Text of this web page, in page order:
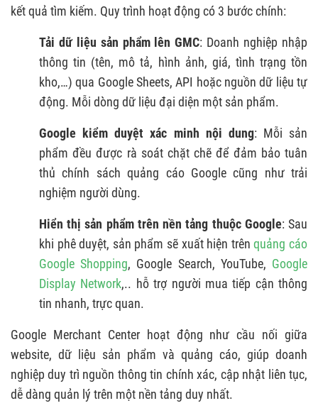
kết quả tìm kiếm. Quy trình hoạt động có 3 bước chính:
Tải dữ liệu sản phẩm lên GMC: Doanh nghiệp nhập
thông tin (tên, mô tả, hình ảnh, giá, tình trạng tồn
kho,…) qua Google Sheets, API hoặc nguồn dữ liệu tự
động. Mỗi dòng dữ liệu đại diện một sản phẩm.
Google kiểm duyệt xác minh nội dung: Mỗi sản
phẩm đều được rà soát chặt chẽ để đảm bảo tuân
thủ chính sách quảng cáo Google cũng như trải
nghiệm người dùng.
Hiển thị sản phẩm trên nền tảng thuộc Google: Sau
khi phê duyệt, sản phẩm sẽ xuất hiện trênquảng cáo
Google Shopping, Google Search, YouTube, Google
Display Network,.. hỗ trợ người mua tiếp cận thông
tin nhanh, trực quan.
Google Merchant Center hoạt động như cầu nối giữa
website, dữ liệu sản phẩm và quảng cáo, giúp doanh
nghiệp duy trì nguồn thông tin chính xác, cập nhật liên tục,
dễ dàng quản lý trên một nền tảng duy nhất.